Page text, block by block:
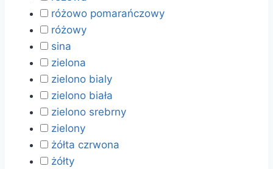
różowo pomarańczowy
różowy
sina
zielona
zielono bialy
zielono biała
zielono srebrny
zielony
żółta czrwona
żółty